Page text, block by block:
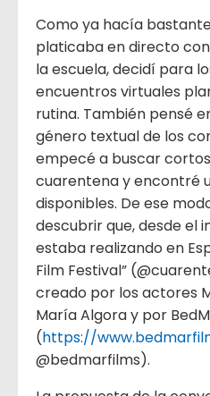
Como ya hacía
platicaba en directo
la escuela, decidí para
encuentros virtuales
rutina. También pensé
género textual de los
empecé a buscar
cuarentena y encontré
disponibles. De ese
descubrir que, desde el
estaba realizando en
Film Festival”
creado por los actores
María Algora y por
(https://
@bedmarfilms).